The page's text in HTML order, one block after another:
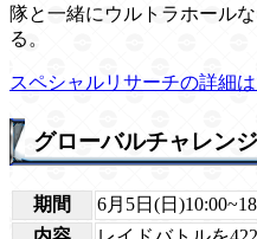
隊と一緒にウルトラホール
る。
スペシャルリサーチの詳細
グローバルチャレン
期間
6月5日(日